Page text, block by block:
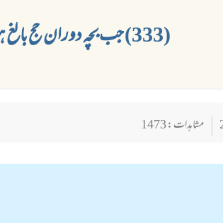
(333) جب بچہ دوران حج بالغ ہو جائے
مشاہدات : 1473